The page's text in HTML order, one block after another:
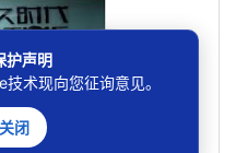
护声明
术现向您征询意见。
闭